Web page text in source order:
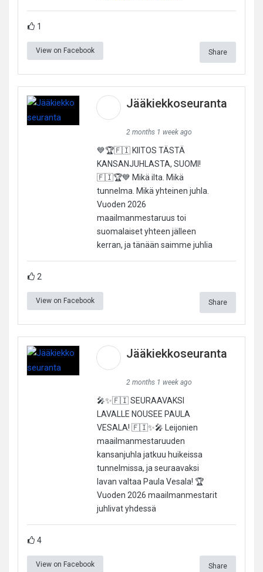
1
View on Facebook Share
Jääkiekkoseuranta
2 months 1 week ago
💙🏆🇫🇮 KIITOS TÄSTÄ
KANSANJUHLASTA, SUOMI!
🇫🇮🏆💙 Mikä ilta. Mikä
tunnelma. Mikä yhteinen juhla.
Vuoden 2026
maailmanmestaruus toi
suomalaiset yhteen jälleen
kerran, ja tänään saimme juhlia
2
View on Facebook Share
Jääkiekkoseuranta
2 months 1 week ago
🎤✨🇫🇮 SEURAAVAKSI
LAVALLE NOUSEE PAULA
VESALA! 🇫🇮✨🎤 Leijonien
maailmanmestaruuden
kansanjuhla jatkuu huikeissa
tunnelmissa, ja seuraavaksi
lavan valtaa Paula Vesala! 🏆
Vuoden 2026 maailmanmestarit
juhlivat yhdessä
4
View on Facebook Share